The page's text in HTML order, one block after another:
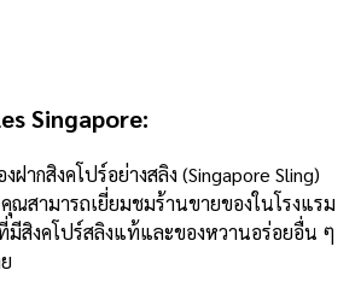
Singapore:
ากสิงคโปร์อย่างสลิง (Singapore Sling)
สามารถเยี่ยมชมร้านขายของในโรงแรม
มีสิงคโปร์สลิงแท้และของหวานอร่อยอื่น ๆ